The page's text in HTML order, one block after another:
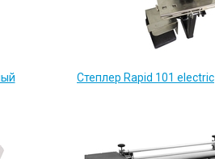
Степлер Rapid 101 electric